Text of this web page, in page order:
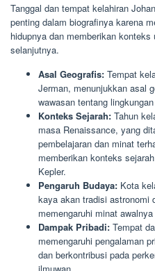
Tanggal dan tempat kelahiran
penting dalam biografinya karena
hidupnya dan memberikan
selanjutnya.
Asal Geografis: Tempat
Jerman, menunjukkan asal
wawasan tentang
Konteks Sejarah: Tahun
masa Renaissance, yang
pembelajaran dan minat
memberikan konteks
Kepler.
Pengaruh Budaya: Kota
kaya akan tradisi astronomi
memengaruhi minat
Dampak Pribadi: Tempat
memengaruhi pengalaman
dan berkontribusi pada
ilmuwan.